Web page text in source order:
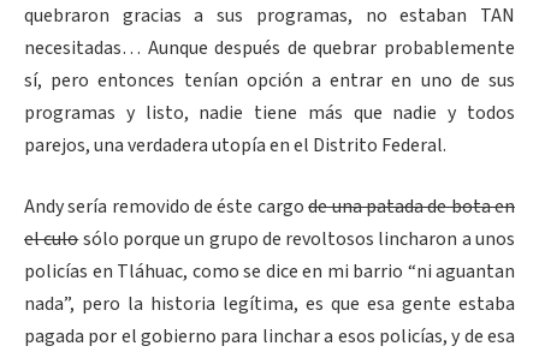
quebraron gracias a sus programas, no estaban TAN
necesitadas… Aunque después de quebrar probablemente
sí, pero entonces tenían opción a entrar en uno de sus
programas y listo, nadie tiene más que nadie y todos
parejos, una verdadera utopía en el Distrito Federal.
Andy sería removido de éste cargode una patada de bota en
el culosólo porque un grupo de revoltosos lincharon a unos
policías en Tláhuac, como se dice en mi barrio “ni aguantan
nada”, pero la historia legítima, es que esa gente estaba
pagada por el gobierno para linchar a esos policías, y de esa